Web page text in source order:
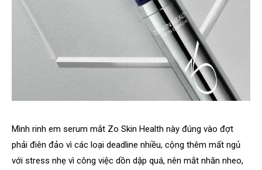
Mình rinh em serum mắt Zo Skin Health này đúng vào đợt
phải điên đảo vì các loại deadline nhiều, cộng thêm mất ngủ
với stress nhẹ vì công việc dồn dập quá, nên mắt nhăn nheo,